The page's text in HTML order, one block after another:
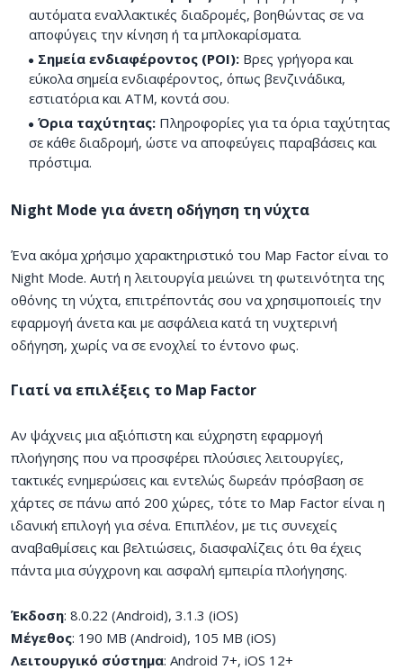
αυτόματα εναλλακτικές διαδρομές, βοηθώντας σε να
αποφύγεις την κίνηση ή τα μπλοκαρίσματα.
Σημεία ενδιαφέροντος (POI): Βρες γρήγορα και
εύκολα σημεία ενδιαφέροντος, όπως βενζινάδικα,
εστιατόρια και ΑΤΜ, κοντά σου.
Όρια ταχύτητας: Πληροφορίες για τα όρια ταχύτητας
σε κάθε διαδρομή, ώστε να αποφεύγεις παραβάσεις και
πρόστιμα.
Night Mode για άνετη οδήγηση τη νύχτα
Ένα ακόμα χρήσιμο χαρακτηριστικό του Map Factor είναι το
Night Mode. Αυτή η λειτουργία μειώνει τη φωτεινότητα της
οθόνης τη νύχτα, επιτρέποντάς σου να χρησιμοποιείς την
εφαρμογή άνετα και με ασφάλεια κατά τη νυχτερινή
οδήγηση, χωρίς να σε ενοχλεί το έντονο φως.
Γιατί να επιλέξεις το Map Factor
Αν ψάχνεις μια αξιόπιστη και εύχρηστη εφαρμογή
πλοήγησης που να προσφέρει πλούσιες λειτουργίες,
τακτικές ενημερώσεις και εντελώς δωρεάν πρόσβαση σε
χάρτες σε πάνω από 200 χώρες, τότε το Map Factor είναι η
ιδανική επιλογή για σένα. Επιπλέον, με τις συνεχείς
αναβαθμίσεις και βελτιώσεις, διασφαλίζεις ότι θα έχεις
πάντα μια σύγχρονη και ασφαλή εμπειρία πλοήγησης.
Έκδοση: 8.0.22 (Android), 3.1.3 (iOS)
Μέγεθος: 190 MB (Android), 105 MB (iOS)
Λειτουργικό σύστημα: Android 7+, iOS 12+